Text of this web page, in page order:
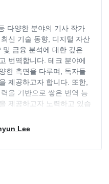
다양한 분야의 기사 작가
신 기술 동향, 디지털 자산
금융 분석에 대한 깊은
번역합니다. 테크 분야에
한 측면을 다루며, 독자들
제공하고자 합니다. 또한,
을 기반으로 쌓은 번역 능
제공하고자 노력하고 있습
분야에서의 최신 동향을
Lee